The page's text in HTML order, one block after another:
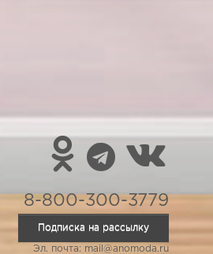
8-800-300-3779
Подписка на рассылку
Эл. почта: mail@anomoda.ru